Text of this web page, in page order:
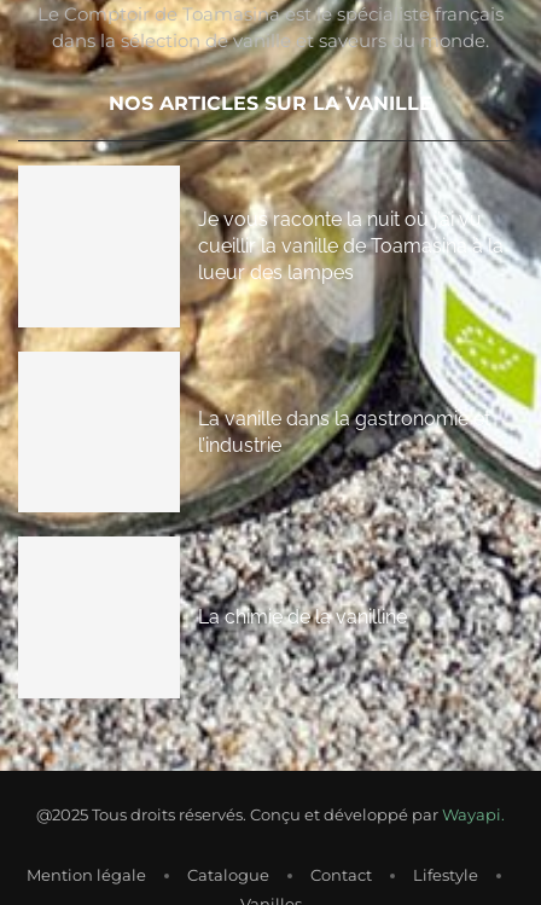
Le Comptoir de Toamasina est le spécialiste français
dans la sélection de vanille et saveurs du monde.
NOS ARTICLES SUR LA VANILLE
Je vous raconte la nuit où j’ai vu
cueillir la vanille de Toamasina à la
lueur des lampes
La vanille dans la gastronomie et
l’industrie
La chimie de la vanilline
@2025 Tous droits réservés. Conçu et développé parWayapi.
Mention légale Catalogue Contact
Lifestyle